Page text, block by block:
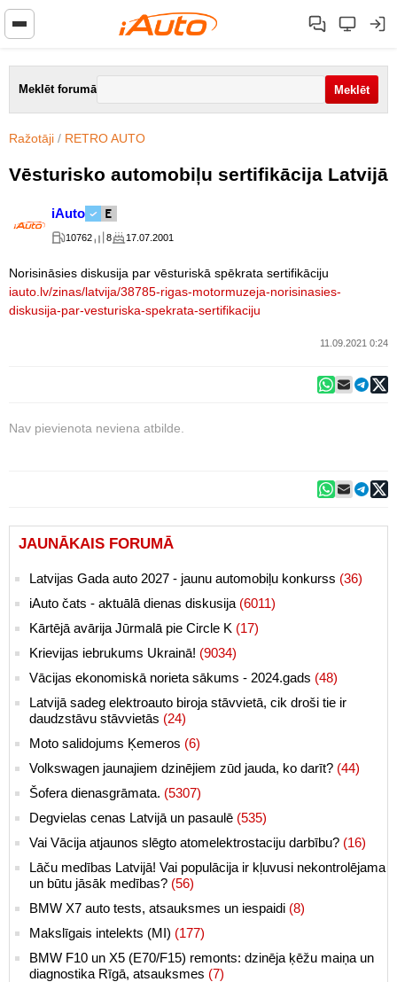
Meklēt forumā
Ražotāji / RETRO AUTO
Vēsturisko automobiļu sertifikācija Latvijā
iAuto
10762 8 17.07.2001
Norisināsies diskusija par vēsturiskā spēkrata sertifikāciju
iauto.lv/zinas/latvija/38785-rigas-motormuzeja-norisinasies-
diskusija-par-vesturiska-spekrata-sertifikaciju
11.09.2021 0:24
Nav pievienota neviena atbilde.
JAUNĀKAIS FORUMĀ
Latvijas Gada auto 2027 - jaunu automobiļu konkurss (36)
iAuto čats - aktuālā dienas diskusija (6011)
Kārtējā avārija Jūrmalā pie Circle K (17)
Krievijas iebrukums Ukrainā! (9034)
Vācijas ekonomiskā norieta sākums - 2024.gads (48)
Latvijā sadeg elektroauto biroja stāvvietā, cik droši tie ir
daudzstāvu stāvvietās (24)
Moto salidojums Ķemeros (6)
Volkswagen jaunajiem dzinējiem zūd jauda, ko darīt? (44)
Šofera dienasgrāmata. (5307)
Degvielas cenas Latvijā un pasaulē (535)
Vai Vācija atjaunos slēgto atomelektrostaciju darbību? (16)
Lāču medības Latvijā! Vai populācija ir kļuvusi nekontrolējama
un būtu jāsāk medības? (56)
BMW X7 auto tests, atsauksmes un iespaidi (8)
Makslīgais intelekts (MI) (177)
BMW F10 un X5 (E70/F15) remonts: dzinēja ķēžu maiņa un
diagnostika Rīgā, atsauksmes (7)